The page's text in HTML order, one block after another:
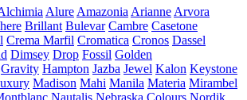
Alure Amazonia Arianne Arvora
Brillant Bulevar Cambre Casetone
Crema Marfil Cromatica Cronos Dassel
Dimsey Drop Fossil Golden
Gravity Hampton Jazba Jewel Kalon Keystone
Madison Mahi Manila Materia Mirambel